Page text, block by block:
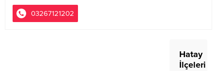
03267121202
Hatay
İlçeleri